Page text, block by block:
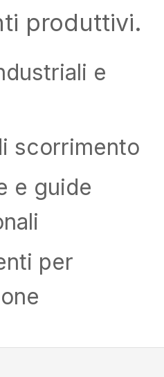
produttivi.
e
scorrimento
e guide
per